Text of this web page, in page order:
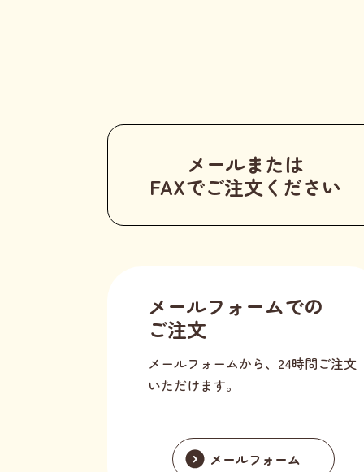
メールまたは
FAXでご注文ください
メールフォームでの
ご注文
メールフォームから、24時間ご注文
いただけます。
メールフォーム